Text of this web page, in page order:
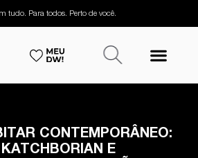
tudo. Para todos. Perto de você.
CONTEMPORÂNEO:
E